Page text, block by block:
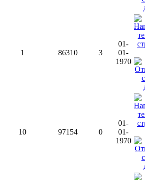
1 86310 3
01-
01-
1970
10 97154 0
01-
01-
1970